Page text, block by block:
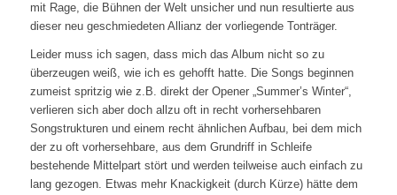
mit Rage, die Bühnen der Welt unsicher und nun resultierte aus
dieser neu geschmiedeten Allianz der vorliegende Tonträger.
Leider muss ich sagen, dass mich das Album nicht so zu
überzeugen weiß, wie ich es gehofft hatte. Die Songs beginnen
zumeist spritzig wie z.B. direkt der Opener „Summer’s Winter“,
verlieren sich aber doch allzu oft in recht vorhersehbaren
Songstrukturen und einem recht ähnlichen Aufbau, bei dem mich
der zu oft vorhersehbare, aus dem Grundriff in Schleife
bestehende Mittelpart stört und werden teilweise auch einfach zu
lang gezogen. Etwas mehr Knackigkeit (durch Kürze) hätte dem